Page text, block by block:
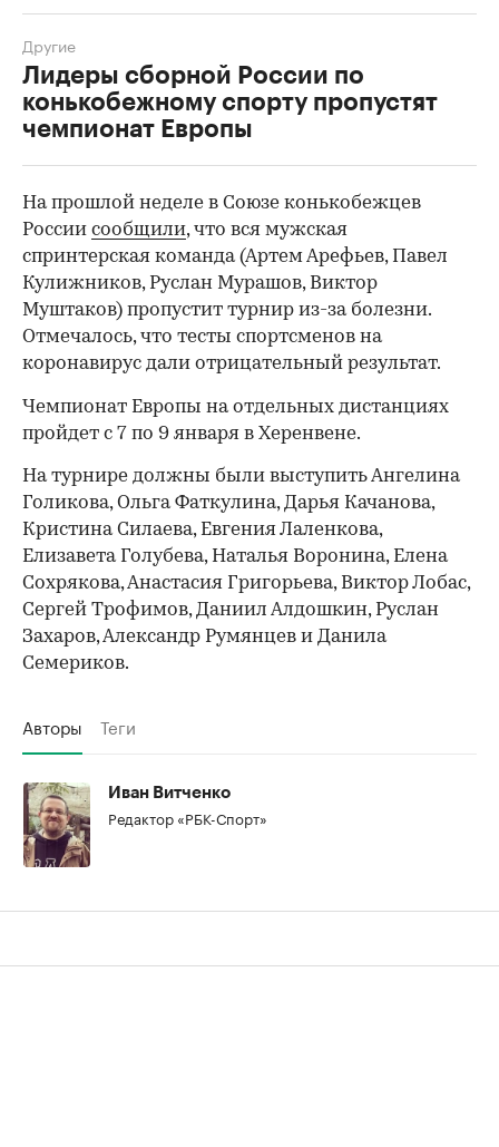
Лидеры сборной России по
конькобежному спорту пропустят
чемпионат Европы
Другие
На прошлой неделе в Союзе конькобежцев
России сообщили, что вся мужская
спринтерская команда (Артем Арефьев, Павел
Кулижников, Руслан Мурашов, Виктор
Муштаков) пропустит турнир из-за болезни.
Отмечалось, что тесты спортсменов на
коронавирус дали отрицательный результат.
00:00
Чемпионат Европы на отдельных дистанциях
пройдет с 7 по 9 января в Херенвене.
На турнире должны были выступить Ангелина
Голикова, Ольга Фаткулина, Дарья Качанова,
Кристина Силаева, Евгения Лаленкова,
Елизавета Голубева, Наталья Воронина, Елена
Сохрякова, Анастасия Григорьева, Виктор Лобас,
Сергей Трофимов, Даниил Алдошкин, Руслан
Захаров, Александр Румянцев и Данила
Семериков.
Авторы Теги
Иван Витченко
Редактор «РБК-Спорт»